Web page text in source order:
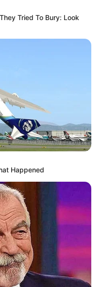
Tried To Bury: Look
Happened